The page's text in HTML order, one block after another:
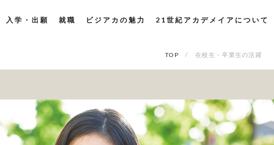
入学・出願 就職 ビジアカの魅力 21世紀アカデメイアについて
TOP 在校生・卒業生の活躍